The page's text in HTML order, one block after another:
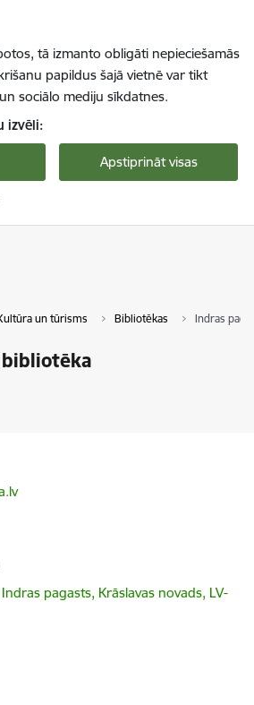
tā izmanto obligāti nepieciešamās
papildus šajā vietnē var tikt
sociālo mediju sīkdatnes.
izvēli:
Apstiprināt visas
un tūrisms Bibliotēkas Indras
bibliotēka
pagasts, Krāslavas novads, LV-